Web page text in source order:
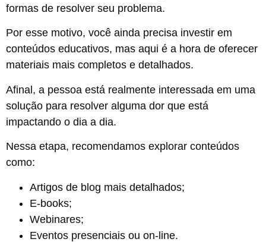
formas de resolver seu problema.
Por esse motivo, você ainda precisa investir em
conteúdos educativos, mas aqui é a hora de oferecer
materiais mais completos e detalhados.
Afinal, a pessoa está realmente interessada em uma
solução para resolver alguma dor que está
impactando o dia a dia.
Nessa etapa, recomendamos explorar conteúdos
como:
Artigos de blog mais detalhados;
E-books;
Webinares;
Eventos presenciais ou on-line.